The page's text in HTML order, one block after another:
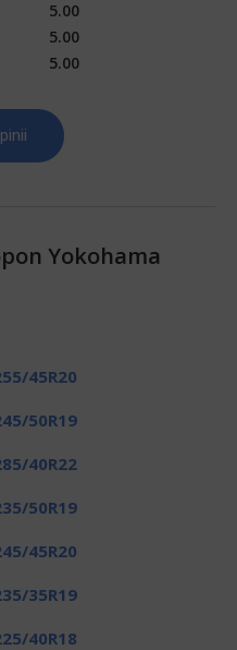
5.00
5.00
5.00
Yokohama
45R20
50R19
40R22
50R19
45R20
35R19
40R18